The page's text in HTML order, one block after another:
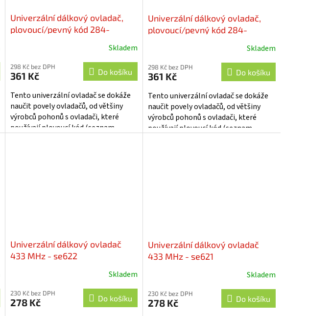
Univerzální dálkový ovladač,
plovoucí/pevný kód 284-
Skladem
298 Kč bez DPH
361 Kč Do košíku
Tento univerzální ovladač se dokáže
naučit povely ovladačů, od většiny
výrobců pohonů s ovladači, které
používají plovoucí kód (seznam
Univerzální dálkový ovladač,
plovoucí/pevný kód 284-
Skladem
298 Kč bez DPH
361 Kč Do košíku
Tento univerzální ovladač se dokáže
naučit povely ovladačů, od většiny
výrobců pohonů s ovladači, které
používají plovoucí kód (seznam
Univerzální dálkový ovladač
433 MHz - se622
Skladem
230 Kč bez DPH
278 Kč Do košíku
Univerzální dálkový ovladač
433 MHz - se621
Skladem
230 Kč bez DPH
278 Kč Do košíku